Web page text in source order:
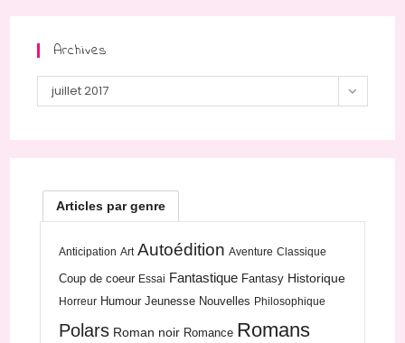
Archives
Archives
juillet 2017
Articles par genre
Anticipation Art Autoédition Aventure Classique
Coup de coeur Essai Fantastique Fantasy Historique
Horreur Humour Jeunesse Nouvelles Philosophique
Polars Roman noir Romance Romans